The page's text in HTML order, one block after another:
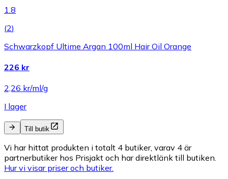
1.8
(2)
Schwarzkopf Ultime Argan 100ml Hair Oil Orange
226 kr
2,26 kr/ml/g
I lager
Till butik
Vi har hittat produkten i totalt 4 butiker, varav 4 är
partnerbutiker hos Prisjakt och har direktlänk till butiken.
Hur vi visar priser och butiker.